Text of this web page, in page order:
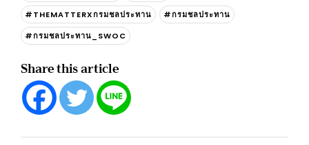
#THEMATTERXกรมชลประทาน
#กรมชลประทาน
#กรมชลประทาน_SWOC
Share this article